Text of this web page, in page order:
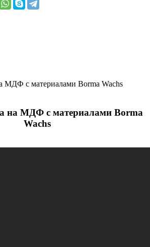
МДФ с материалами Borma Wachs
на МДФ с материалами Borma
Wachs